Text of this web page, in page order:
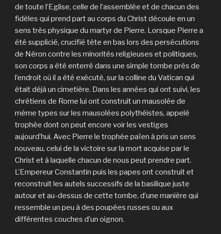
de toute l’Eglise, celle de l’assemblée et de chacun des
fidèles qui prend part au corps du Christ découle en un
sens très physique du martyr de Pierre. Lorsque Pierre a
été supplicié, crucifié tête en bas lors des persécutions
de Néron contre les minorités religieuses et politiques,
son corps a été enterré dans une simple tombe près de
l’endroit où il a été exécuté, sur la colline du Vatican qui
était déjà un cimetière. Dans les années qui ont suivi, les
chrétiens de Rome lui ont construit un mausolée de
même types sur les mausolées polythéistes, appelé
trophée dont on peut encore voir les vestiges
aujourd’hui. Avec Pierre le trophée païen à pris un sens
nouveau, celui de la victoire sur la mort acquise par le
Christ et à laquelle chacun de nous peut prendre part.
L’Empereur Constantin puis les papes ont construit et
reconstruit les autels successifs de la basilique juste
autour et au-dessus de cette tombe, d’une manière qui
ressemble un peu à des poupées russes ou aux
différentes couches d’un oignon.